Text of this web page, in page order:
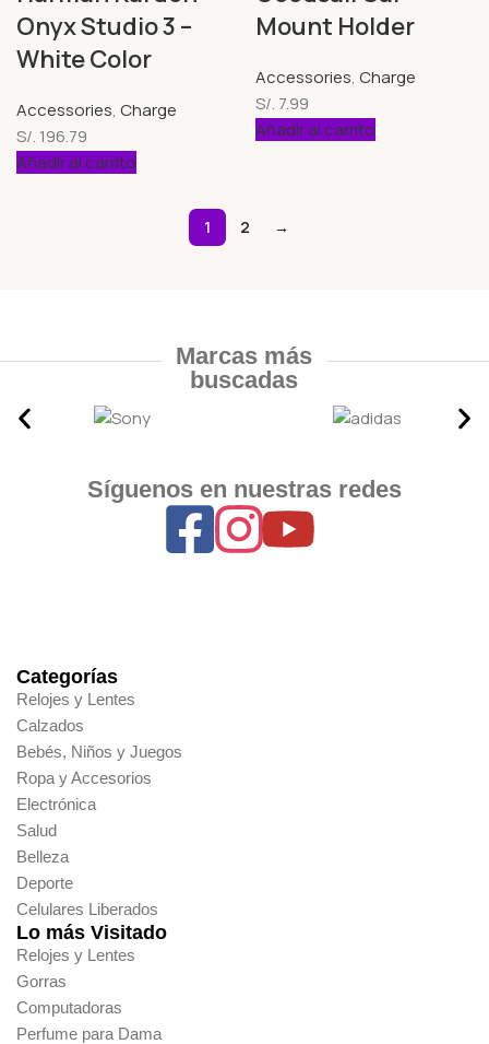
Onyx Studio 3 –
White Color
Accessories, Charge
S/. 196.79
Añadir al carrito
Mount Holder
Accessories, Charge
S/. 7.99
Añadir al carrito
1 2 →
Marcas más
buscadas
Síguenos en nuestras redes
Categorías
Relojes y Lentes
Calzados
Bebés, Niños y Juegos
Ropa y Accesorios
Electrónica
Salud
Belleza
Deporte
Celulares Liberados
Lo más Visitado
Relojes y Lentes
Gorras
Computadoras
Perfume para Dama